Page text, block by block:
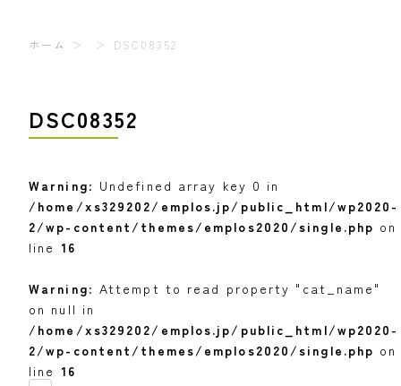
ホーム DSC08352
DSC08352
Warning: Undefined array key 0 in
/home/xs329202/emplos.jp/public_html/wp2020-
2/wp-content/themes/emplos2020/single.php on
line 16
Warning: Attempt to read property "cat_name"
on null in
/home/xs329202/emplos.jp/public_html/wp2020-
2/wp-content/themes/emplos2020/single.php on
line 16